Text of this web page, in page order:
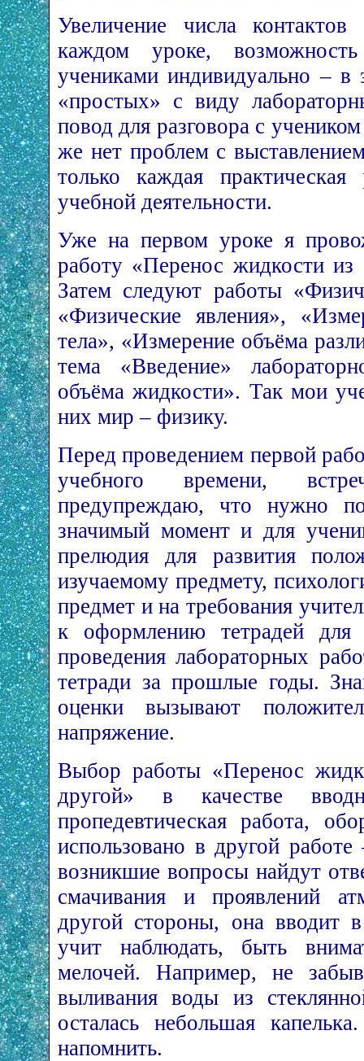
Увеличение числа
каждом уроке,
учениками индивидуально –
«простых» с виду
повод для разговора с
же нет проблем с
только каждая
учебной деятельности.
Уже на первом уроке я
работу «Перенос жидкости из
Затем следуют работы
«Физические явления»,
тела», «Измерение объёма
тема «Введение»
объёма жидкости». Так мои
них мир – физику.
Перед проведением первой
учебного времени,
предупреждаю, что нужно
значимый момент и для
прелюдия для развития
изучаемому предмету,
предмет и на требования
к оформлению тетрадей
проведения лабораторных
тетради за прошлые годы.
оценки вызывают
напряжение.
Выбор работы «Перенос
другой» в качестве
пропедевтическая работа,
использовано в другой
возникшие вопросы найдут
смачивания и проявлений
другой стороны, она вводит
учит наблюдать, быть
мелочей. Например, не
выливания воды из
осталась небольшая
напомнить.